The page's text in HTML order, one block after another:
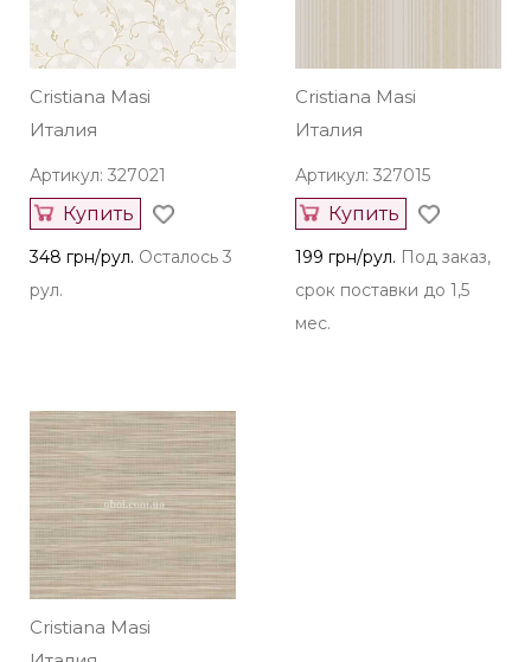
Cristiana Masi
Италия
Артикул: 327021
Купить
348 грн/рул. Осталось 3
рул.
Cristiana Masi
Италия
Артикул: 327015
Купить
199 грн/рул. Под заказ,
срок поставки до 1,5
мес.
Cristiana Masi